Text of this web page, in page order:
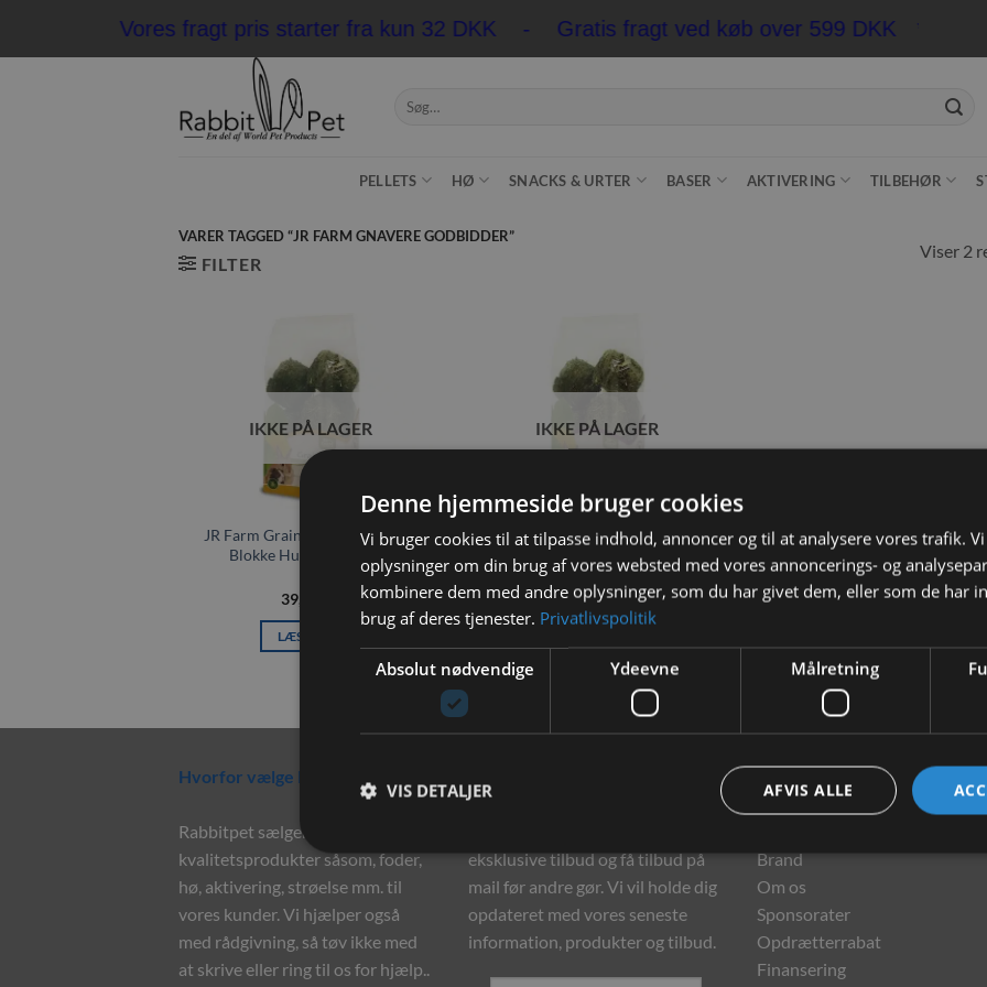
Vores fragt pris starter fra kun 32 DKK - Gratis fragt ved køb over 599 DKK
Søg
efter:
PELLETS HØ SNACKS & URTER BASER AKTIVERING TILBEHØR
VARER TAGGED “JR FARM GNAVERE GODBIDDER”
FILTER
Viser 2
IKKE PÅ LAGER
JR Farm Grainless Health Vital-
Blokke Hud & Pels 300g
39,00
LÆS MERE
IKKE PÅ LAGER
JR Farm Grainless Health Vital-
Blokke Maven 300g
39,00kr.
Hvorfor vælge Rabbitpet?
Rabbitpet sælger ikke kun
kvalitetsprodukter såsom, foder,
hø, aktivering, strøelse mm. til
vores kunder. Vi hjælper også
med rådgivning, så tøv ikke med
at skrive eller ring til os for hjælp..
eksklusive tilbud og få tilbud på
mail før andre gør. Vi vil holde dig
opdateret med vores seneste
information, produkter og tilbud.
Brand
Om os
Sponsorater
Opdrætterrabat
Finansering
Denne hjemmeside bruger cookies
Vi bruger cookies til at tilpasse indhold, annoncer og til at analysere vores trafik.
oplysninger om din brug af vores websted med vores annoncerings- og
kombinere dem med andre oplysninger, som du har givet dem, eller som de har
brug af deres tjenester. Privatlivspolitik
Absolut nødvendige Ydeevne Målretning
AFVIS ALLE
VIS DETALJER